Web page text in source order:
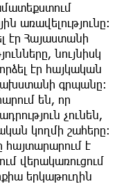
առավելությունը։
էր Հայաստանի
նույնիսկ
էր հայկական
գրպանը։
են, որ
չունեն,
կողմի շահերը։
հայտարարում է
վերակառուցում
երկաթուղին